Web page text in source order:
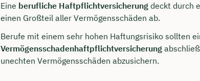
Eine berufliche Haftpflichtversicherung deckt durch
einen Großteil aller Vermögensschäden ab.
Berufe mit einem sehr hohen Haftungsrisiko sollten
Vermögensschadenhaftpflichtversicherung
unechten Vermögensschäden abzusichern.